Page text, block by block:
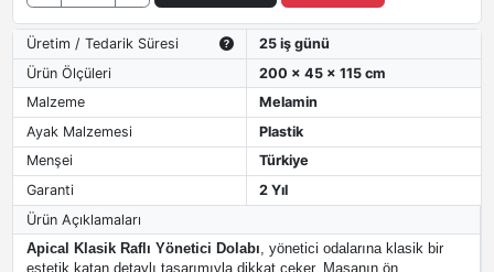
Üretim / Tedarik Süresi
25 iş günü
Ürün Ölçüleri
200 x 45 x 115 cm
Malzeme
Melamin
Ayak Malzemesi
Plastik
Menşei
Türkiye
Garanti
2 Yıl
Ürün Açıklamaları
Apical Klasik Raflı Yönetici Dolabı, yönetici odalarına klasik bir
estetik katan detaylı tasarımıyla dikkat çeker. Masanın ön